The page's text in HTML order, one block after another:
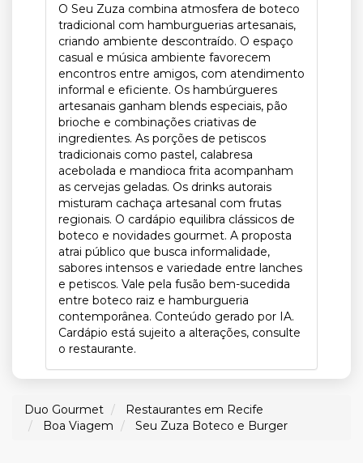
O Seu Zuza combina atmosfera de boteco
tradicional com hamburguerias artesanais,
criando ambiente descontraído. O espaço
casual e música ambiente favorecem
encontros entre amigos, com atendimento
informal e eficiente. Os hambúrgueres
artesanais ganham blends especiais, pão
brioche e combinações criativas de
ingredientes. As porções de petiscos
tradicionais como pastel, calabresa
acebolada e mandioca frita acompanham
as cervejas geladas. Os drinks autorais
misturam cachaça artesanal com frutas
regionais. O cardápio equilibra clássicos de
boteco e novidades gourmet. A proposta
atrai público que busca informalidade,
sabores intensos e variedade entre lanches
e petiscos. Vale pela fusão bem-sucedida
entre boteco raiz e hamburgueria
contemporânea. Conteúdo gerado por IA.
Cardápio está sujeito a alterações, consulte
o restaurante.
Duo Gourmet
Restaurantes em Recife
Boa Viagem
Seu Zuza Boteco e Burger